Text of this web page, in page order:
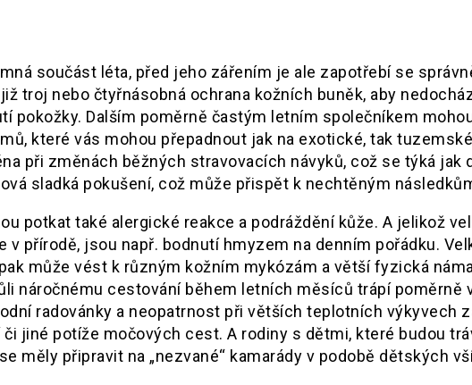
součást léta, před jeho zářením je ale zapotřebí se
troj nebo čtyřnásobná ochrana kožních buněk, aby
pokožky. Dalším poměrně častým letním společníkem
které vás mohou přepadnout jak na exotické, tak
při změnách běžných stravovacích návyků, což se týká jak
sladká pokušení, což může přispět k nechtěným
potkat také alergické reakce a podráždění kůže. A jelikož
v přírodě, jsou např. bodnutí hmyzem na denním pořádku.
může vést k různým kožním mykózám a větší fyzická
náročnému cestování během letních měsíců trápí poměrně
radovánky a neopatrnost při větších teplotních výkyvech
jiné potíže močových cest. A rodiny s dětmi, které budou
měly připravit na „nezvané“ kamarády v podobě dětských